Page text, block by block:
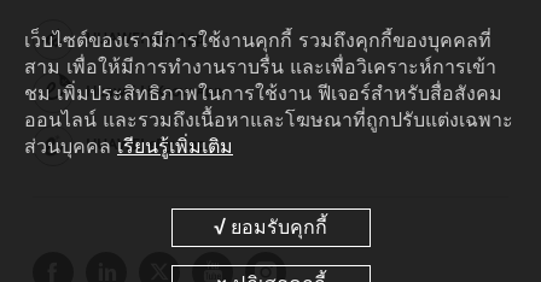
HUAWEI eKit App
Huawei HiKnow App
HUAWEI eFly App
เว็บไซต์ของเรามีการใช้งานคุกกี้ รวมถึงคุกกี้ของบุคคลที่
สาม เพื่อให้มีการทำงานราบรื่น และเพื่อวิเคราะห์การเข้า
ชม เพิ่มประสิทธิภาพในการใช้งาน ฟีเจอร์สำหรับสื่อสังคม
ออนไลน์ และรวมถึงเนื้อหาและโฆษณาที่ถูกปรับแต่งเฉพาะ
ส่วนบุคคล เรียนรู้เพิ่มเติม